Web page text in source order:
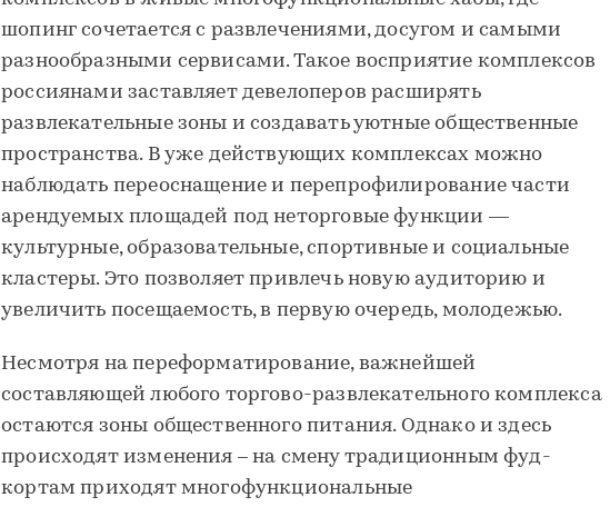
шопинг сочетается с развлечениями, досугом и самыми
разнообразными сервисами. Такое восприятие комплексов
россиянами заставляет девелоперов расширять
развлекательные зоны и создавать уютные общественные
пространства. В уже действующих комплексах можно
наблюдать переоснащение и перепрофилирование части
арендуемых площадей под неторговые функции —
культурные, образовательные, спортивные и социальные
кластеры. Это позволяет привлечь новую аудиторию и
увеличить посещаемость, в первую очередь, молодежью.
Несмотря на переформатирование, важнейшей
составляющей любого торгово-развлекательного комплекса
остаются зоны общественного питания. Однако и здесь
происходят изменения – на смену традиционным фуд-
кортам приходят многофункциональные